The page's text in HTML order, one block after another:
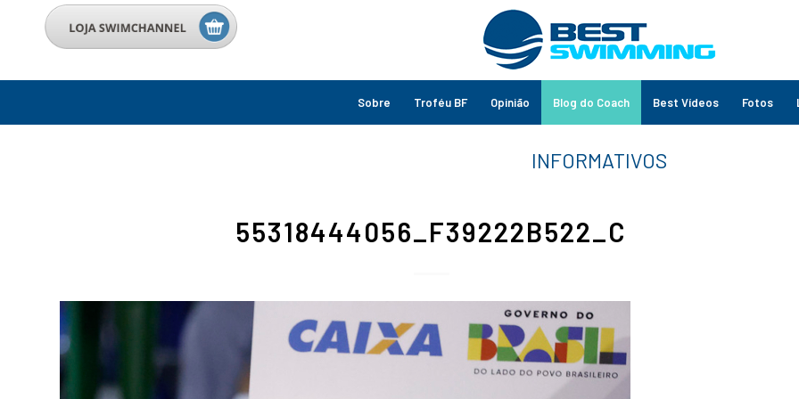
Sobre Troféu BF Opinião Blog do Coach Best Vídeos Fotos
55318444056_F39222B522_C